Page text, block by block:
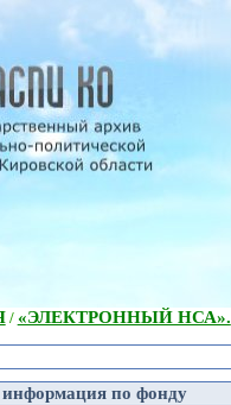
/ «ЭЛЕКТРОННЫЙ НСА».
по фонду